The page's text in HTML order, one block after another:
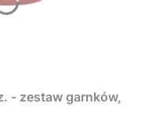
- zestaw garnków,